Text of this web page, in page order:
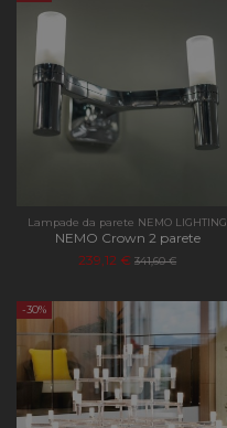
Lampade da parete NEMO LIGHTING
NEMO Crown 2 parete
239,12 € 341,60 €
-30%